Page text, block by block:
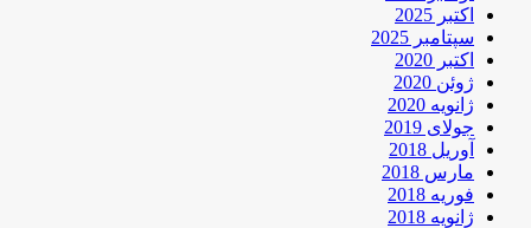
اکتبر 2025
سپتامبر 2025
اکتبر 2020
ژوئن 2020
ژانویه 2020
جولای 2019
آوریل 2018
مارس 2018
فوریه 2018
ژانویه 2018